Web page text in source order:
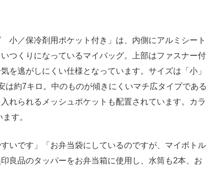
／保冷剤用ポケット付き」は、内側にアルミシート
つくりになっているマイバッグ。上部はファスナー付
を逃がしにくい仕様となっています。サイズは「小」
約7キロ。中のものが傾きにくいマチ広タイプである
れられるメッシュポケットも配置されています。カラ
す。
です」「お弁当袋にしているのですが、マイボトル
良品のタッパーをお弁当箱に使用し、水筒も2本、お